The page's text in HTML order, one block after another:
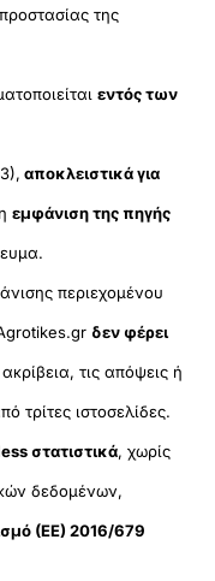
της
εντός των
αποκλειστικά για
εμφάνιση της πηγής
περιεχομένου
δεν φέρει
τις απόψεις ή
τρίτες ιστοσελίδες.
στατιστικά, χωρίς
δεδομένων,
(ΕΕ) 2016/679